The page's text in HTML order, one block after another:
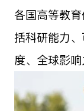
各国高等教
括科研能力
度、全球影响